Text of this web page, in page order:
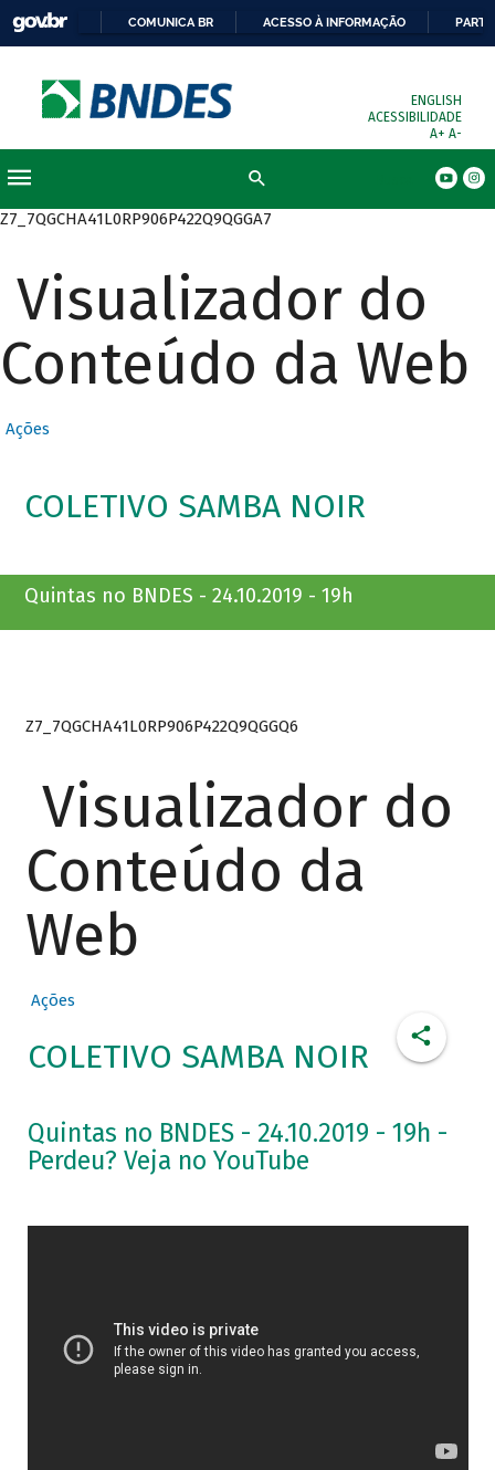
COMUNICA BR ACESSO À INFORMAÇÃO
ENGLISH
ACESSIBILIDADE
A+ A-
Z7_7QGCHA41L0RP906P422Q9QGGA7
Visualizador do
Conteúdo da Web
Ações
COLETIVO SAMBA NOIR
Quintas no BNDES - 24.10.2019 - 19h
Z7_7QGCHA41L0RP906P422Q9QGGQ6
Visualizador do
Conteúdo da
Web
Ações
COLETIVO SAMBA NOIR
Quintas no BNDES - 24.10.2019 - 19h -
Perdeu? Veja no YouTube